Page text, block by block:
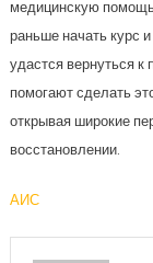
медицинскую
раньше начать курс
удастся вернуться
помогают сделать
открывая широкие
восстановлении.
АИС